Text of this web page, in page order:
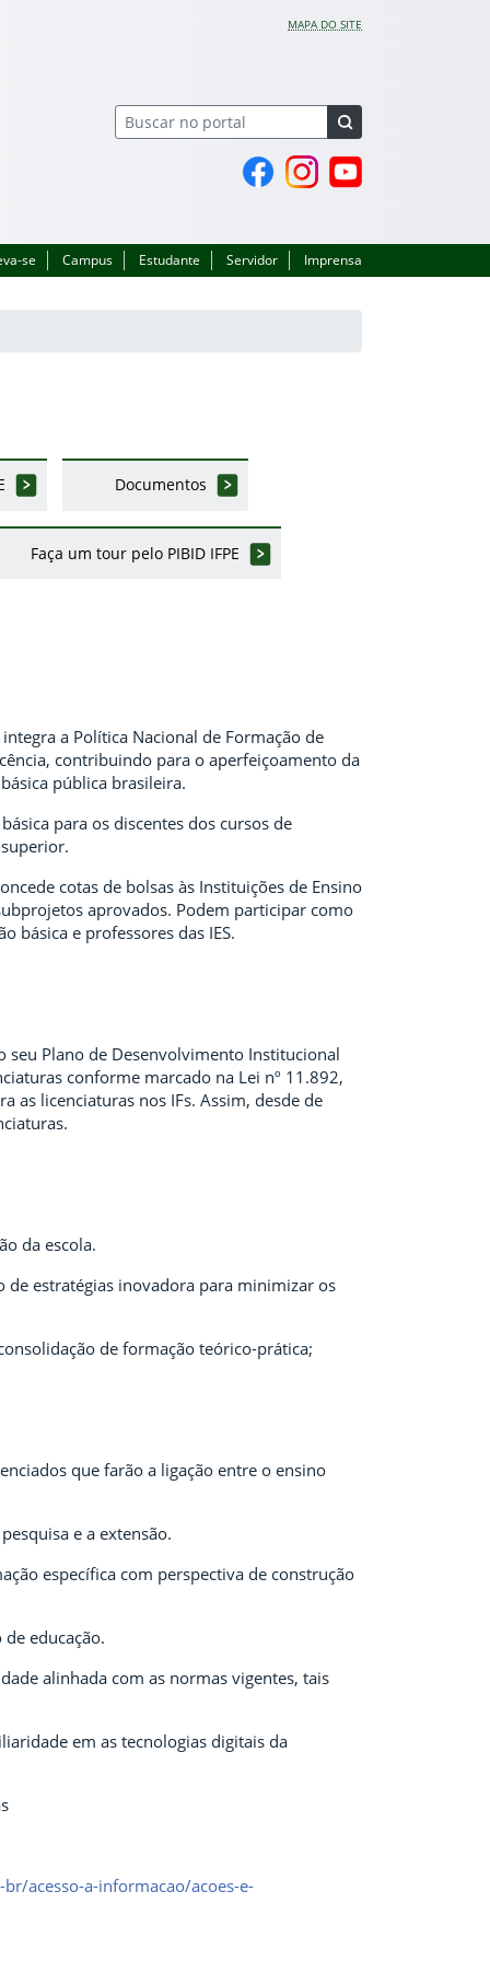
MAPA DO SITE
Página do Facebook
Perfil no Instagram
Canal no YouTube
se Campus Estudante Servidor Imprensa
Documentos
Faça um tour pelo PIBID IFPE
a Política Nacional de Formação de
contribuindo para o aperfeiçoamento da
pública brasileira.
para os discentes dos cursos de
cotas de bolsas às Instituições de Ensino
aprovados. Podem participar como
básica e professores das IES.
seu Plano de Desenvolvimento Institucional
conforme marcado na Lei nº 11.892,
as licenciaturas nos IFs. Assim, desde de
da escola.
de estratégias inovadora para minimizar os
de formação teórico-prática;
que farão a ligação entre o ensino
e a extensão.
específica com perspectiva de construção
educação.
alinhada com as normas vigentes, tais
em as tecnologias digitais da
acesso-a-informacao/acoes-e-